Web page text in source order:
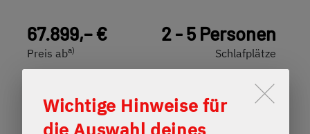
67.899,– €
Preis aba)
2 - 5 Personen
Schlafplätze
7,35 m
Länge
3.500 kg
Technisch zulässige Gesamtmasse
Durch Scrolling wird der
Wichtige Hinweise für